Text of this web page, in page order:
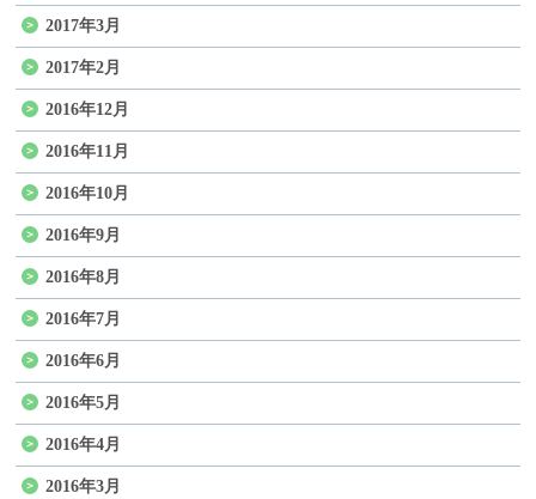
2017年3月
2017年2月
2016年12月
2016年11月
2016年10月
2016年9月
2016年8月
2016年7月
2016年6月
2016年5月
2016年4月
2016年3月